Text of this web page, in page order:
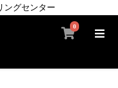
ングセンター
0